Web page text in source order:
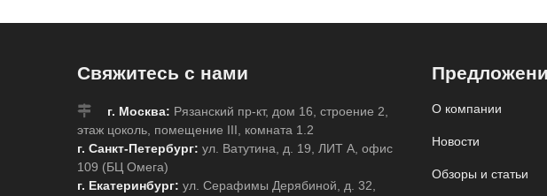
серебристый на синем, «feed
Свяжитесь с нами
г. Москва: Рязанский пр-кт, дом 16, строение 2,
этаж цоколь, помещение III, комната 1.2
г. Санкт-Петербург: ул. Ватутина, д. 19, ЛИТ А, офис
109 (БЦ Омега)
г. Екатеринбург: ул. Серафимы Дерябиной, д. 32,
О компании
Новости
Обзоры и статьи